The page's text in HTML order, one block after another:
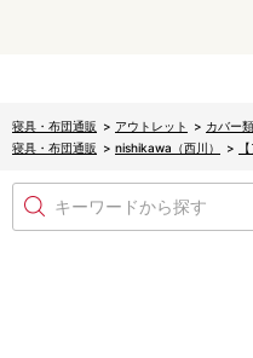
寝具・布団通販 > アウトレット > カバー
寝具・布団通販 > nishikawa（西川） >
キーワードから探す